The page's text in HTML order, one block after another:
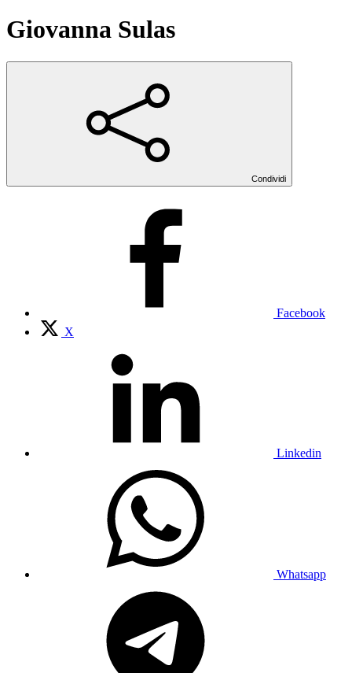
Giovanna Sulas
Condividi
Facebook
X
Linkedin
Whatsapp